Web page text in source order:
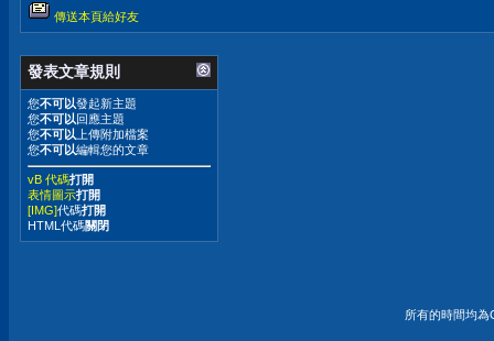
傳送本頁給好友
發表文章規則
您不可以發起新主題
您不可以 回應主題
您不可以 上傳附加檔案
您不可以編輯您的文章
vB 代碼打開
表情圖示打開
[IMG]代碼打開
HTML代碼關閉
所有的時間均為